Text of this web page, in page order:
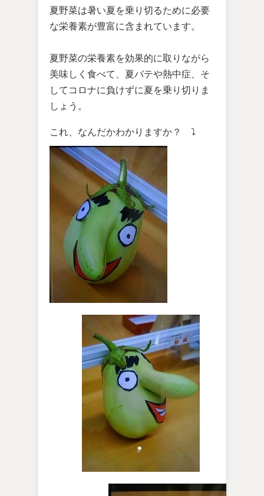
夏野菜は暑い夏を乗り切るために必要
な栄養素が豊富に含まれています。
夏野菜の栄養素を効果的に取りながら
美味しく食べて、夏バテや熱中症、そ
してコロナに負けずに夏を乗り切りま
しょう。
これ、なんだかわかりますか？ ⤵